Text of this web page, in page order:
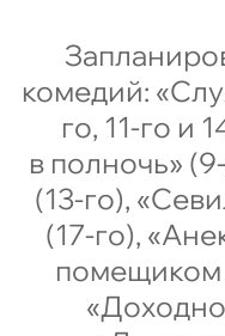
комедий:
го, 11-го и
в полночь»
(13-го),
(17-го),
помещиком